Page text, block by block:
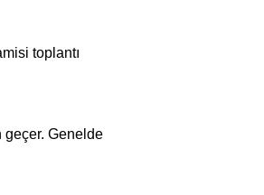
toplantı
geçer. Genel de